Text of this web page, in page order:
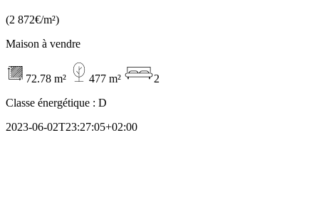
(2 872€/m²)
Maison à vendre
72.78 m² 477 m²
2
Classe énergétique : D
2023-06-02T23:27:05+02:00